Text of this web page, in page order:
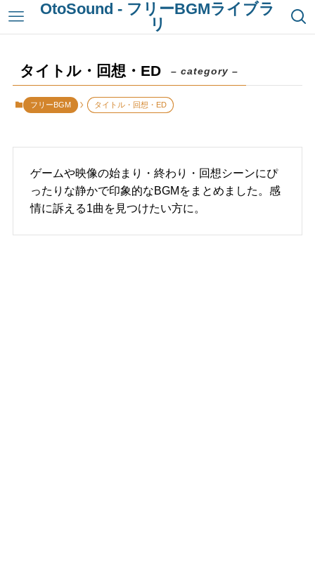
OtoSound - フリーBGMライブラ
リ
タイトル・回想・ED – category –
フリーBGM タイトル・回想・ED
ゲームや映像の始まり・終わり・回想シーンにぴ
ったりな静かで印象的なBGMをまとめました。感
情に訴える1曲を見つけたい方に。